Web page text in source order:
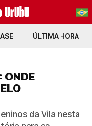
PT-BR ÚLTIMA HORA
ONDE
da Vila nesta